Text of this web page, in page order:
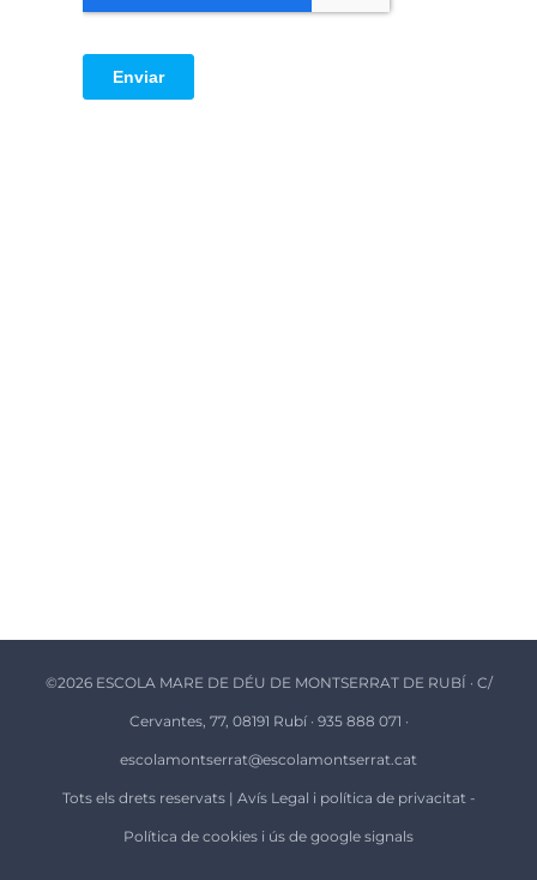
©2026 ESCOLA MARE DE DÉU DE MONTSERRAT DE RUBÍ · C/
Cervantes, 77, 08191 Rubí · 935 888 071 ·
escolamontserrat@escolamontserrat.cat
Tots els drets reservats | Avís Legal i política de privacitat-
Política de cookies i ús de google signals